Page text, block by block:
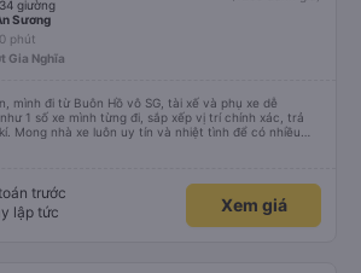
giường
Sương
phút
Gia Nghĩa
mình đi từ Buôn Hồ vô SG, tài xế và phụ xe dễ
1 số xe mình từng đi, sắp xếp vị trí chính xác, trả
Mong nhà xe luôn uy tín và nhiệt tình để có nhiều
trước
lập tức
Xem giá